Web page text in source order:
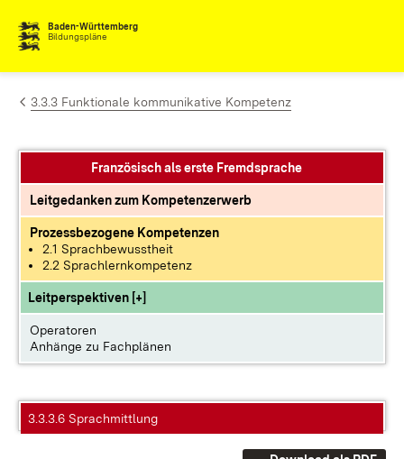
Zum Inhalt springen
Baden-Württemberg
Bildungspläne
3.3.3 Funktionale kommunikative Kompetenz
Französisch als erste Fremdsprache
Leitgedanken zum Kompetenzerwerb
Prozessbezogene Kompetenzen
2.1 Sprachbewusstheit
2.2 Sprachlernkompetenz
Leitperspektiven [+]
Operatoren
Anhänge zu Fachplänen
3.3.3.6 Sprachmittlung